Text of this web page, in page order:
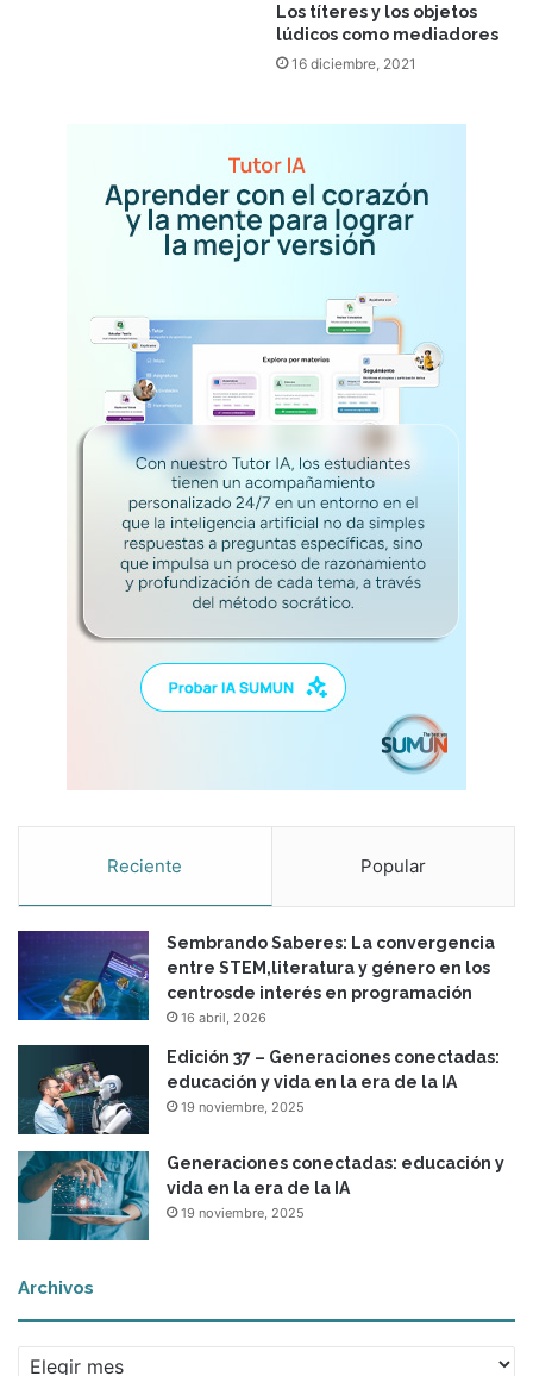
Los títeres y los objetos
lúdicos como mediadores
16 diciembre, 2021
Reciente Popular
Sembrando Saberes: La convergencia
entre STEM,literatura y género en los
centrosde interés en programación
16 abril, 2026
Edición 37 – Generaciones conectadas:
educación y vida en la era de la IA
19 noviembre, 2025
Generaciones conectadas: educación y
vida en la era de la IA
19 noviembre, 2025
Archivos
Archivos